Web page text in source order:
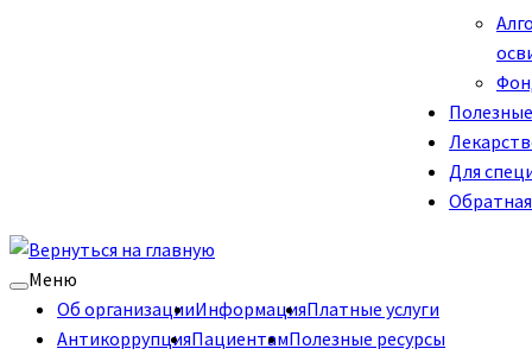
Для
Меню
Об организацииИнформацияПлатные услуги
АнтикоррупцияПациентамПолезные ресурсы